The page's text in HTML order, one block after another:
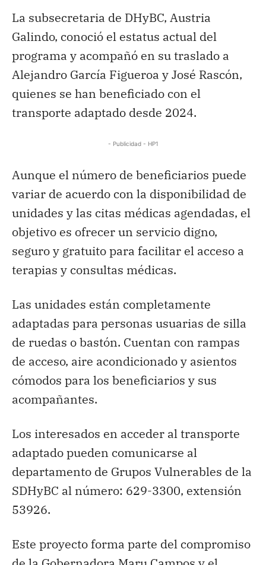
La subsecretaria de DHyBC, Austria
Galindo, conoció el estatus actual del
programa y acompañó en su traslado a
Alejandro García Figueroa y José Rascón,
quienes se han beneficiado con el
transporte adaptado desde 2024.
- Publicidad - HP1
Aunque el número de beneficiarios puede
variar de acuerdo con la disponibilidad de
unidades y las citas médicas agendadas, el
objetivo es ofrecer un servicio digno,
seguro y gratuito para facilitar el acceso a
terapias y consultas médicas.
Las unidades están completamente
adaptadas para personas usuarias de silla
de ruedas o bastón. Cuentan con rampas
de acceso, aire acondicionado y asientos
cómodos para los beneficiarios y sus
acompañantes.
Los interesados en acceder al transporte
adaptado pueden comunicarse al
departamento de Grupos Vulnerables de la
SDHyBC al número: 629-3300, extensión
53926.
Este proyecto forma parte del compromiso